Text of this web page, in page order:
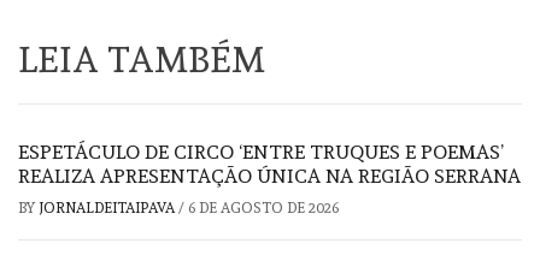
LEIA TAMBÉM
ESPETÁCULO DE CIRCO ‘ENTRE TRUQUES E POEMAS’
REALIZA APRESENTAÇÃO ÚNICA NA REGIÃO SERRANA
BY JORNALDEITAIPAVA/ 6 DE AGOSTO DE 2026